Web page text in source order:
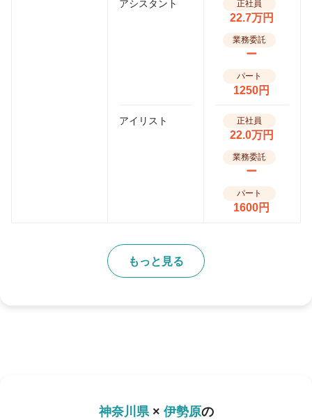
アシスタント 正社員
22.7万円
業務委託
ー
パート
1250円
アイリスト 正社員
22.0万円
業務委託
ー
パート
1600円
もっと見る
神奈川県× 伊勢原の